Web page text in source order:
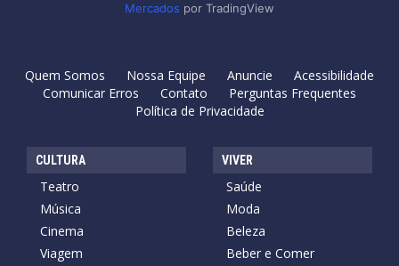
Mercados por TradingView
Quem Somos Nossa Equipe Anuncie
Acessibilidade
Comunicar Erros
Contato
Perguntas Frequentes
Política de Privacidade
CULTURA
Teatro
Música
Cinema
Viagem
VIVER
Saúde
Moda
Beleza
Beber e Comer